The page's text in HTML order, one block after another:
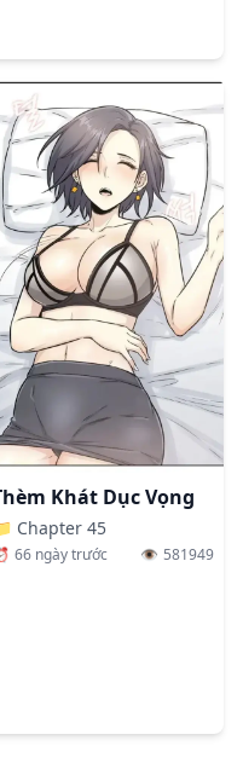
Khát Dục Vọng
Chapter 45
66 ngày trước 👁️ 581949